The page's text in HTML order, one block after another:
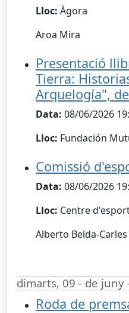
Lloc: Àgora
Aroa Mira
Presentació
Tierra:
Arquelogía",
Data: 08/06/2026
Lloc: Fundación
Comissió
Data: 08/06/2026
Lloc: Centre
Alberto Belda-
dimarts, 09 - de juny
Roda de